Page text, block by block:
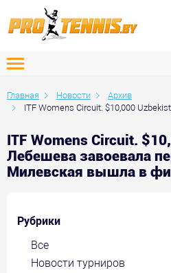
Главная Новости
Архив
ITF Womens Circuit. $10,000
ITF Womens Circuit.
Лебешева завоевала
Милевская вышла в
Рубрики
Все
Новости турниров